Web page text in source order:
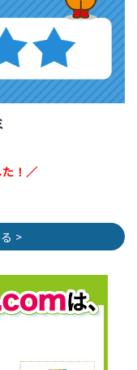
！／
>